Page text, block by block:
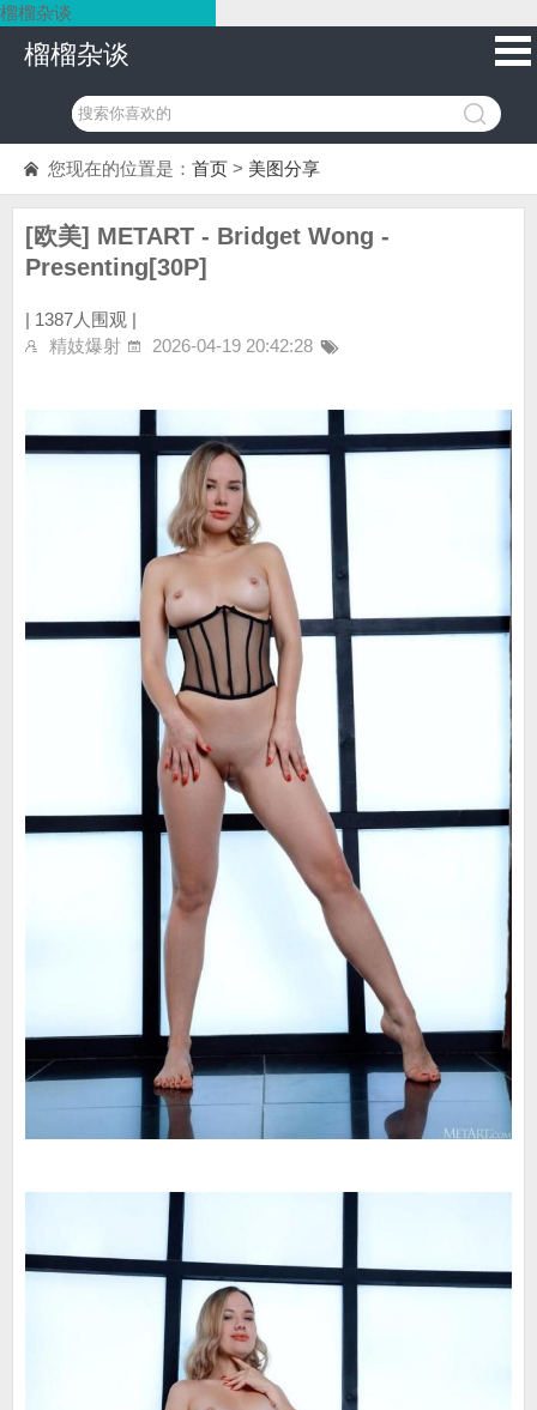
榴榴杂谈
榴榴杂谈
您现在的位置是： 首页 > 美图分享
[欧美] METART - Bridget Wong -
Presenting[30P]
| 1387人围观 |
精妓爆射
2026-04-19 20:42:28